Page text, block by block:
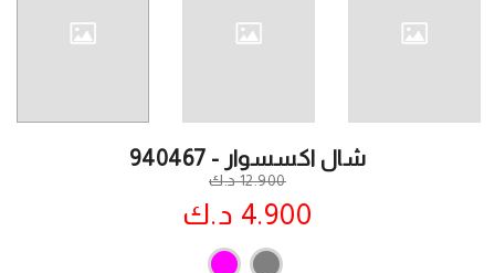
شال اكسسوار - 940467
12.900 د.ك
4.900 د.ك